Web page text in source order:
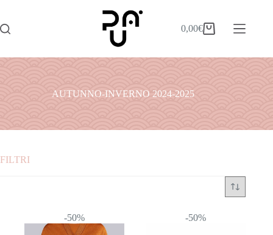
0,00€
AUTUNNO-INVERNO 2024-2025
FILTRI
ACCESSORI
-50% -50%